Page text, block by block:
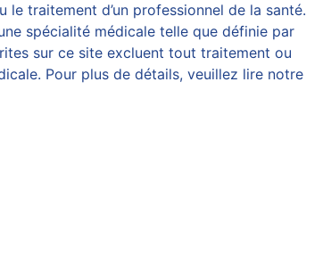
traitement d’un professionnel de la santé.
spécialité médicale telle que définie par
sur ce site excluent tout traitement ou
Pour plus de détails, veuillez lire notre